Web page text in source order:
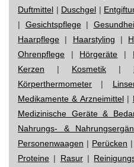
Duftmittel | Duschgel |
| Gesichtspflege|
Haarpflege | Haarstyling |
Ohrenpflege | Hörgeräte |
Kerzen | Kosmetik |
Körperthermometer |
Medikamente & Arzneimittel|
Medizinische Geräte &
Nahrungs- &
Personenwaagen | Perücken |
Proteine | Rasur|